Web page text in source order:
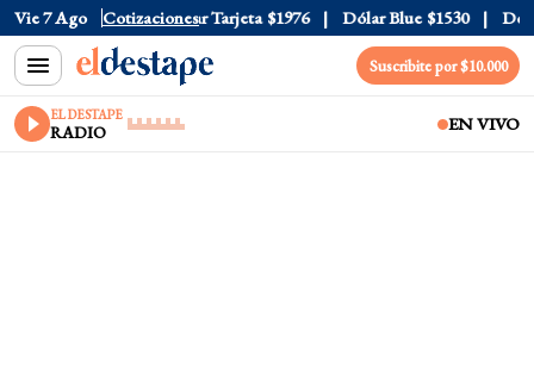
Vie 7 Ago Cotizaciones
Oficial $1520 Dólar Tarjeta $1976 Dólar Blue $1530 Dólar
Suscribite por $10.000
EL DESTAPE
RADIO EN VIVO